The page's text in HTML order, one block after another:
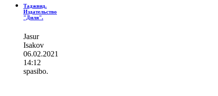
Таджвид.
Издательство
"Диля".
Jasur
Isakov
06.02.2021
14:12
spasibo.